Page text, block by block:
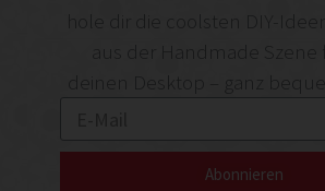
deinen Desktop – ganz
Abonnieren